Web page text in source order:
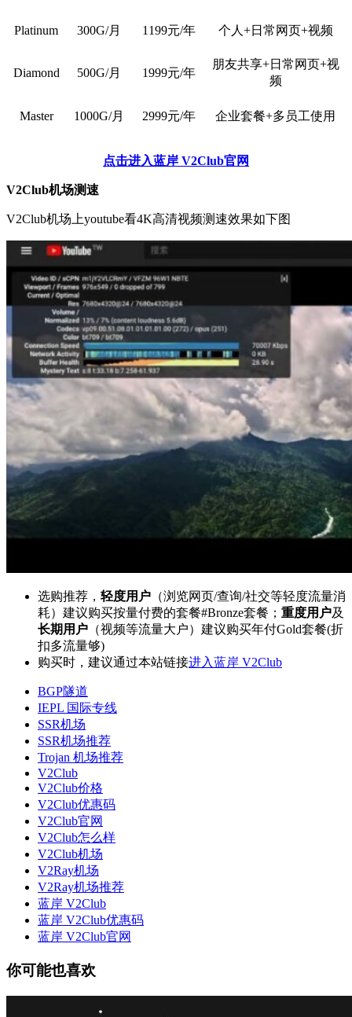
Platinum 300G/月 1199元/年 个人+日常网页+视频
Diamond 500G/月 1999元/年
朋友共享+日常网页+视
频
Master 1000G/月 2999元/年 企业套餐+多员工使用
点击进入蓝岸 V2Club官网
V2Club机场测速
V2Club机场上youtube看4K高清视频测速效果如下图
选购推荐， 轻度用户 （浏览网页/查询/社交等轻度流量消
耗）建议购买按量付费的套餐#Bronze套餐； 重度用户及
长期用户 （视频等流量大户）建议购买年付Gold套餐(折
扣多流量够)
购买时，建议通过本站链接进入蓝岸 V2Club
BGP隧道
IEPL 国际专线
SSR机场
SSR机场推荐
Trojan 机场推荐
V2Club
V2Club价格
V2Club优惠码
V2Club官网
V2Club怎么样
V2Club机场
V2Ray机场
V2Ray机场推荐
蓝岸 V2Club
蓝岸 V2Club优惠码
蓝岸 V2Club官网
你可能也喜欢